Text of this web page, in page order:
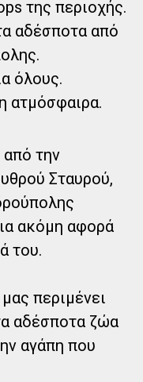
της περιοχής.
αδέσποτα από
όλους.
ατμόσφαιρα.
την
Σταυρού,
ακόμη αφορά
του.
περιμένει
αδέσποτα ζώα
αγάπη που